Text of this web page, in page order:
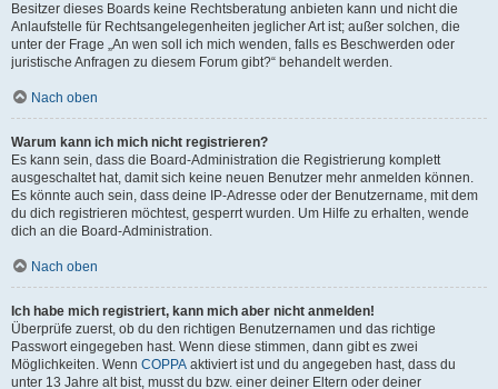
Besitzer dieses Boards keine Rechtsberatung anbieten kann und nicht die
Anlaufstelle für Rechtsangelegenheiten jeglicher Art ist; außer solchen, die
unter der Frage „An wen soll ich mich wenden, falls es Beschwerden oder
juristische Anfragen zu diesem Forum gibt?“ behandelt werden.
Nach oben
Warum kann ich mich nicht registrieren?
Es kann sein, dass die Board-Administration die Registrierung komplett
ausgeschaltet hat, damit sich keine neuen Benutzer mehr anmelden können.
Es könnte auch sein, dass deine IP-Adresse oder der Benutzername, mit dem
du dich registrieren möchtest, gesperrt wurden. Um Hilfe zu erhalten, wende
dich an die Board-Administration.
Nach oben
Ich habe mich registriert, kann mich aber nicht anmelden!
Überprüfe zuerst, ob du den richtigen Benutzernamen und das richtige
Passwort eingegeben hast. Wenn diese stimmen, dann gibt es zwei
Möglichkeiten. Wenn COPPA aktiviert ist und du angegeben hast, dass du
unter 13 Jahre alt bist, musst du bzw. einer deiner Eltern oder deiner